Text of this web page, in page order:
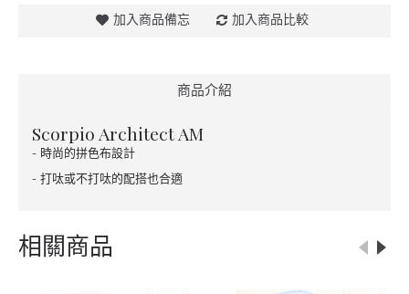
加入商品備忘 加入商品比較
商品介紹
Scorpio Architect AM
- 時尚的拼色布設計
- 打呔或不打呔的配搭也合適
相關商品